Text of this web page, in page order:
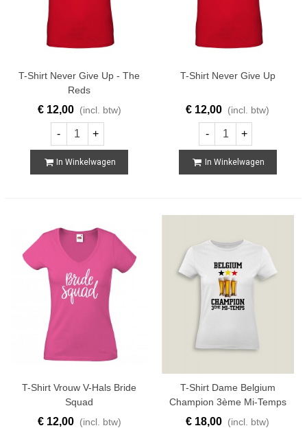
T-Shirt Never Give Up - The
Reds
€ 12,00 (incl. btw)
- +
In Winkelwagen
T-Shirt Never Give Up
€ 12,00 (incl. btw)
- +
In Winkelwagen
T-Shirt Vrouw V-Hals Bride
Squad
€ 12,00 (incl. btw)
T-Shirt Dame Belgium
Champion 3ème Mi-Temps
€ 18,00 (incl. btw)